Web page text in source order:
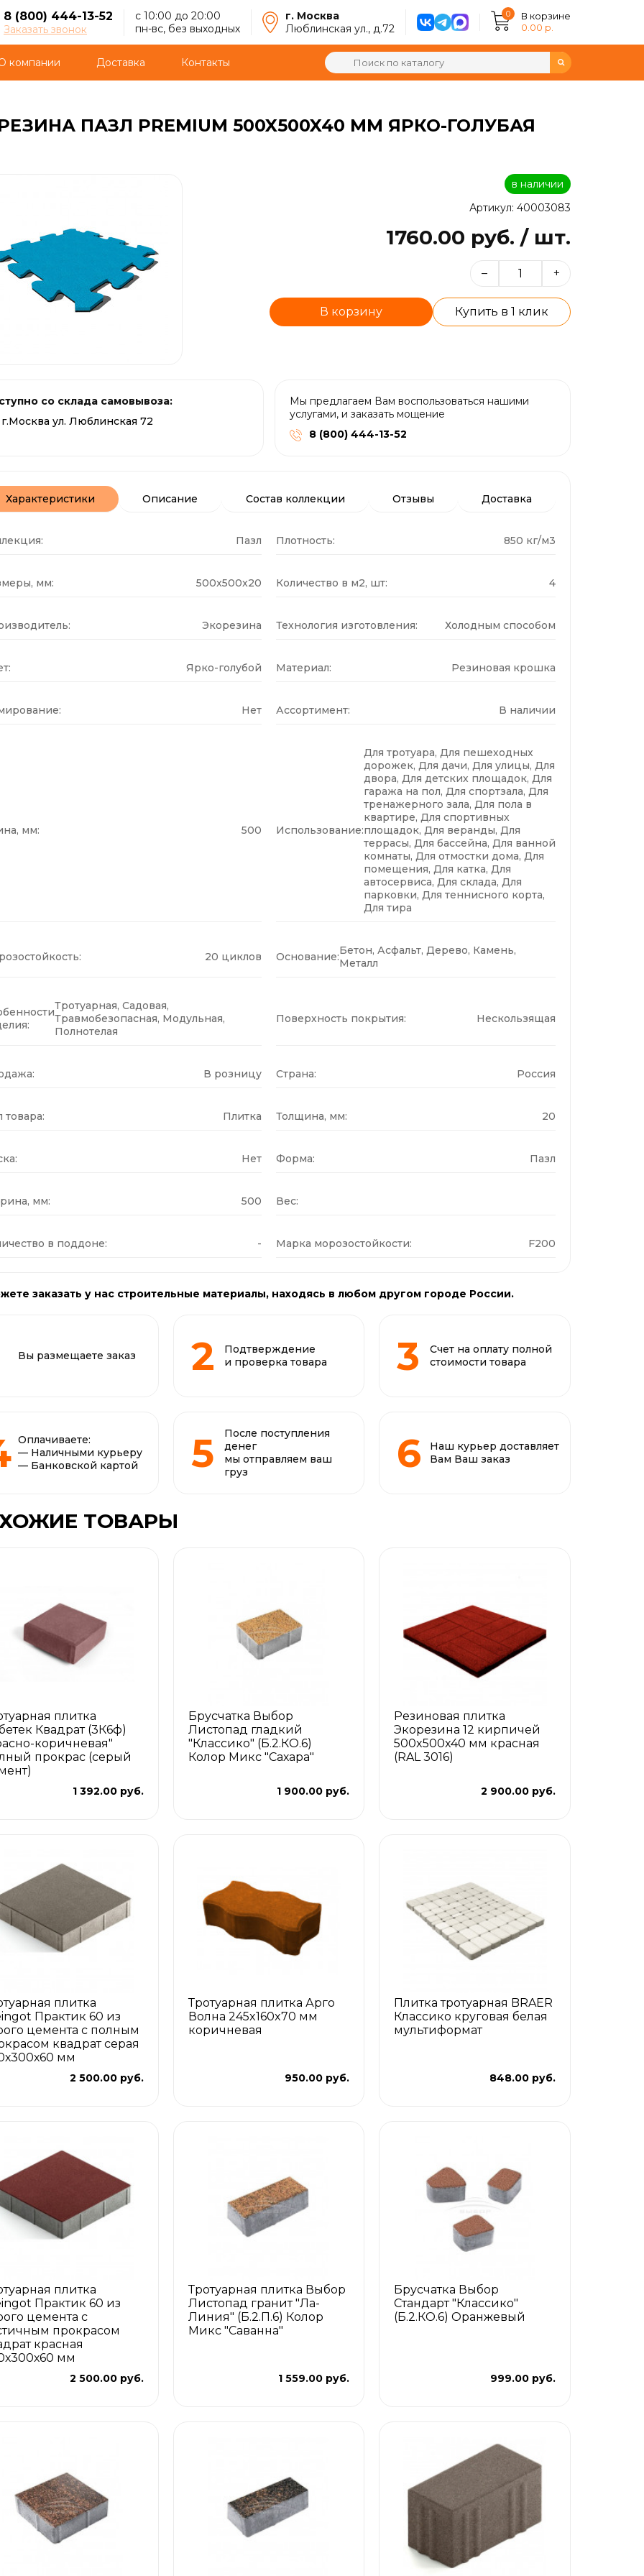
8 (800) 444-13-52
Заказать звонок
с 10:00 до 20:00
пн-вс, без выходных
г. Москва
Люблинская ул., д.72
0
В корзине
0.00 р.
компании Доставка Контакты
ПАЗЛ PREMIUM 500X500X40 ММ ЯРКО-ГОЛУБАЯ
в наличии
Артикул: 40003083
1760.00 руб. / шт.
– +
В корзину Купить в 1 клик
со склада самовывоза:
г.Москва ул. Люблинская 72
Мы предлагаем Вам воспользоваться нашими
услугами, и заказать мощение
8 (800) 444-13-52
Характеристики Описание Состав коллекции Отзывы Доставка
Пазл Плотность: 850 кг/м3
мм: 500x500x20 Количество в м2, шт: 4
Экорезина Технология изготовления: Холодным способом
Ярко-голубой Материал: Резиновая крошка
Нет Ассортимент: В наличии
мм: 500 Использование:
Для тротуара, Для пешеходных
дорожек, Для дачи, Для улицы, Для
двора, Для детских площадок, Для
гаража на пол, Для спортзала, Для
тренажерного зала, Для пола в
квартире, Для спортивных
площадок, Для веранды, Для
террасы, Для бассейна, Для ванной
комнаты, Для отмостки дома, Для
помещения, Для катка, Для
автосервиса, Для склада, Для
парковки, Для теннисного корта,
Для тира
20 циклов Основание:Бетон, Асфальт, Дерево, Камень,
Металл
Тротуарная, Садовая,
Травмобезопасная, Модульная,
Полнотелая
Поверхность покрытия: Нескользящая
В розницу Страна: Россия
товара: Плитка Толщина, мм: 20
Нет Форма: Пазл
мм: 500 Вес:
в поддоне: - Марка морозостойкости: F200
заказать у нас строительные материалы, находясь в любом другом городе России.
Вы размещаете заказ
Подтверждение
и проверка товара
Счет на оплату полной
стоимости товара
Оплачиваете:
— Наличными курьеру
— Банковской картой
После поступления
денег
мы отправляем ваш
груз
Наш курьер доставляет
Вам Ваш заказ
ТОВАРЫ
плитка
Квадрат (3К6ф)
коричневая"
прокрас (серый
1 392.00 руб.
Брусчатка Выбор
Листопад гладкий
"Классико" (Б.2.КО.6)
Колор Микс "Сахара"
1 900.00 руб.
Резиновая плитка
Экорезина 12 кирпичей
500x500x40 мм красная
(RAL 3016)
2 900.00 руб.
плитка
Практик 60 из
цемента с полным
квадрат серая
мм
2 500.00 руб.
Тротуарная плитка Арго
Волна 245x160x70 мм
коричневая
950.00 руб.
Плитка тротуарная BRAER
Классико круговая белая
мультиформат
848.00 руб.
плитка
Практик 60 из
цемента с
прокрасом
красная
мм
2 500.00 руб.
Тротуарная плитка Выбор
Листопад гранит "Ла-
Линия" (Б.2.П.6) Колор
Микс "Саванна"
1 559.00 руб.
Брусчатка Выбор
Стандарт "Классико"
(Б.2.КО.6) Оранжевый
999.00 руб.